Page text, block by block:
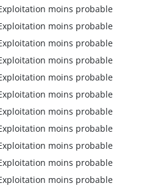
moins probable
moins probable
moins probable
moins probable
moins probable
moins probable
moins probable
moins probable
moins probable
moins probable
moins probable